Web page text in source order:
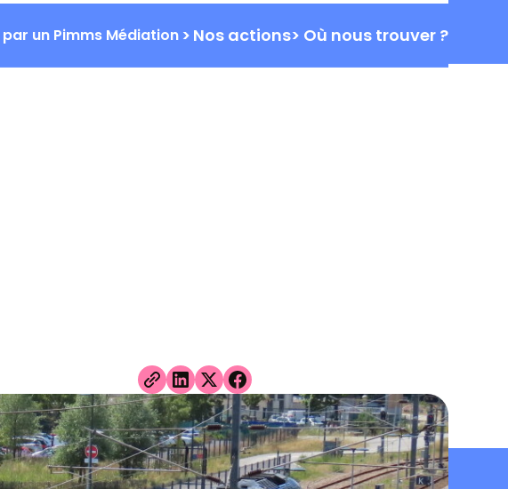
NOUSACTUALITÉSFORMATIONSPARTENAIRES
un Pimms Médiation > Nos actions> Où nous trouver ?
CONTACT